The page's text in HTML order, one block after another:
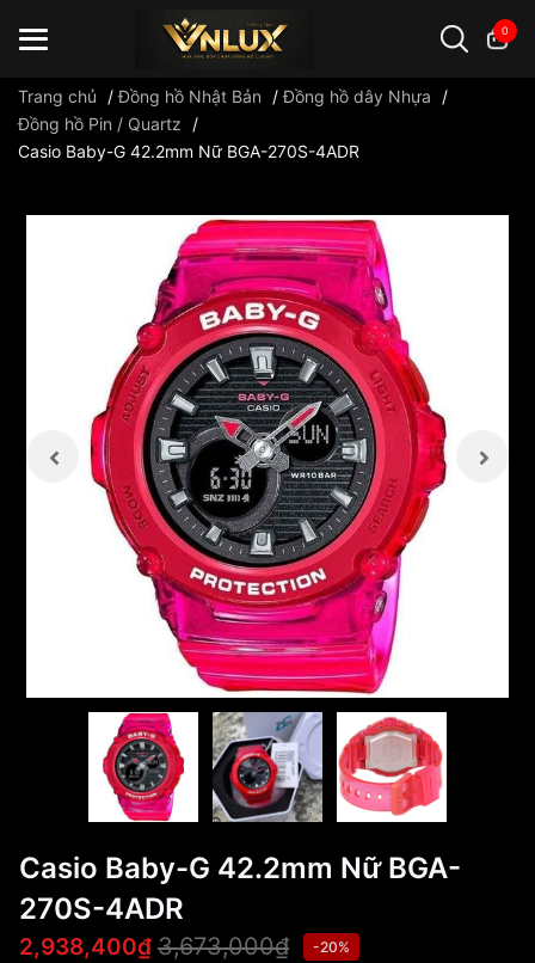
0
Đồng hồ casio đồng hồ G-Shock đồng hồ Orient
Trang chủ /Đồng hồ Nhật Bản /Đồng hồ dây Nhựa
/
Đồng hồ Pin / Quartz
/
Casio Baby-G 42.2mm Nữ BGA-270S-4ADR
Casio Baby-G 42.2mm Nữ BGA-
270S-4ADR
2,938,400₫ 3,673,000₫ -20%